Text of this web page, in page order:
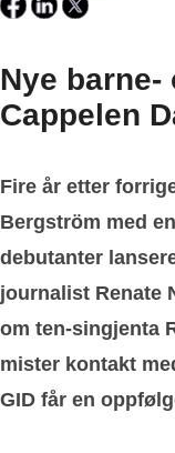
Nye
Cappelen
Fire år etter
Bergström med
debutanter
journalist Renate
om ten-singjenta
mister kontakt
GID får en